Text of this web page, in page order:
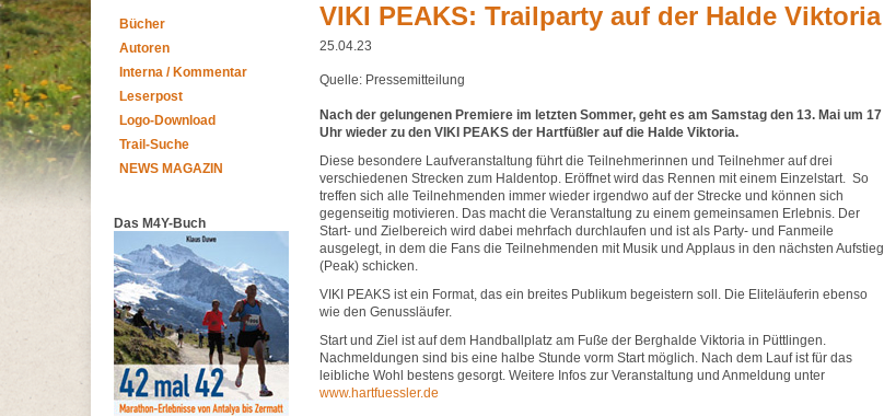
Bücher
Autoren
Interna / Kommentar
Leserpost
Logo-Download
Trail-Suche
NEWS MAGAZIN
Das M4Y-Buch
VIKI PEAKS: Trailparty auf der Halde Viktoria
25.04.23
Quelle: Pressemitteilung
Nach der gelungenen Premiere im letzten Sommer, geht es am Samstag den 13. Mai um 17
Uhr wieder zu den VIKI PEAKS der Hartfüßler auf die Halde Viktoria.
Diese besondere Laufveranstaltung führt die Teilnehmerinnen und Teilnehmer auf drei
verschiedenen Strecken zum Haldentop. Eröffnet wird das Rennen mit einem Einzelstart. So
treffen sich alle Teilnehmenden immer wieder irgendwo auf der Strecke und können sich
gegenseitig motivieren. Das macht die Veranstaltung zu einem gemeinsamen Erlebnis. Der
Start- und Zielbereich wird dabei mehrfach durchlaufen und ist als Party- und Fanmeile
ausgelegt, in dem die Fans die Teilnehmenden mit Musik und Applaus in den nächsten Aufstieg
(Peak) schicken.
VIKI PEAKS ist ein Format, das ein breites Publikum begeistern soll. Die Eliteläuferin ebenso
wie den Genussläufer.
Start und Ziel ist auf dem Handballplatz am Fuße der Berghalde Viktoria in Püttlingen.
Nachmeldungen sind bis eine halbe Stunde vorm Start möglich. Nach dem Lauf ist für das
leibliche Wohl bestens gesorgt. Weitere Infos zur Veranstaltung und Anmeldung unter
www.hartfuessler.de